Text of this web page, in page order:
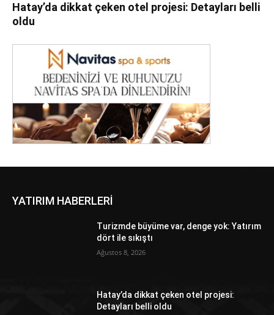
Hatay’da dikkat çeken otel projesi: Detayları belli
oldu
YATIRIM HABERLERİ
Turizmde büyüme var, denge yok: Yatırım
dört ile sıkıştı
Ağustos 8, 2026
Hatay’da dikkat çeken otel projesi:
Detayları belli oldu